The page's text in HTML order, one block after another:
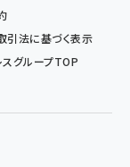
引法に基づく表示
スグループTOP